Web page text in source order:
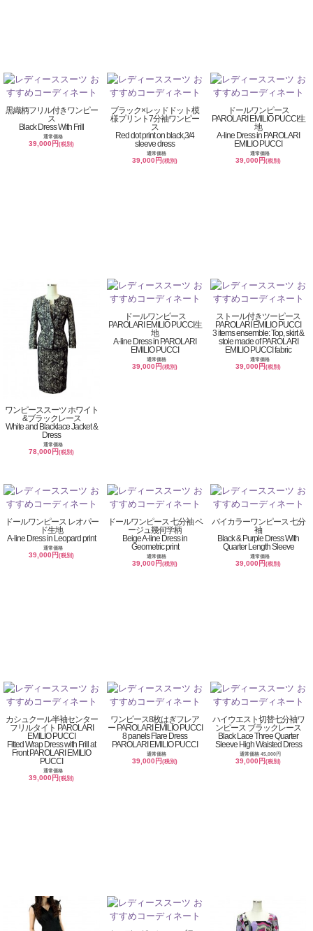
黒織柄フリル付きワンピー
ス
Black Dress With Frill
通常価格
39,000円(税別)
ブラック×レッドドット模
様プリント7分袖ワンピー
ス
Red dot print on black,3/4
sleeve dress
通常価格
39,000円(税別)
ドールワンピース
PAROLARI EMILIO PUCCI生
地
A-line Dress in PAROLARI
EMILIO PUCCI
通常価格
39,000円(税別)
ワンピーススーツ ホワイト
&ブラックレース
White and Blacklace Jacket &
Dress
通常価格
78,000円(税別)
ドールワンピース
PAROLARI EMILIO PUCCI生
地
A-line Dress in PAROLARI
EMILIO PUCCI
通常価格
39,000円(税別)
ストール付きツーピース
PAROLARI EMILIO PUCCI
3 items ensemble: Top, skirt &
stole made of PAROLARI
EMILIO PUCCI fabric
通常価格
39,000円(税別)
ドールワンピース レオパー
ド生地
A-line Dress in Leopard print
通常価格
39,000円(税別)
ドールワンピース 七分袖 ベ
ージュ幾何学柄
Beige A-line Dress in
Geometric print
通常価格
39,000円(税別)
バイカラーワンピース 七分
袖
Black & Purple Dress With
Quarter Length Sleeve
通常価格
39,000円(税別)
カシュクール半袖センター
フリルタイト PAROLARI
EMILIO PUCCI
Fitted Wrap Dress with Frill at
Front PAROLARI EMILIO
PUCCI
通常価格
39,000円(税別)
ワンピース8枚はぎフレア
ー PAROLARI EMILIO PUCCI
8 panels Flare Dress
PAROLARI EMILIO PUCCI
通常価格
39,000円(税別)
ハイウエスト切替七分袖ワ
ンピース ブラックレース
Black Lace Three Quarter
Sleeve High Waisted Dress
通常価格 45,000円
39,000円(税別)